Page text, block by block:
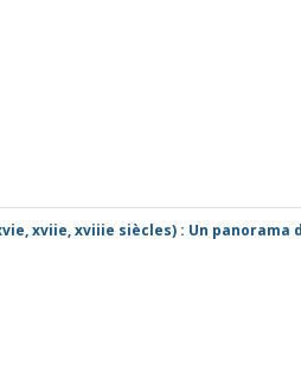
xviie, xviiie siècles) : Un panorama